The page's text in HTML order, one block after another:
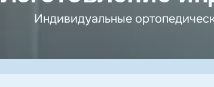
Индивидуальные